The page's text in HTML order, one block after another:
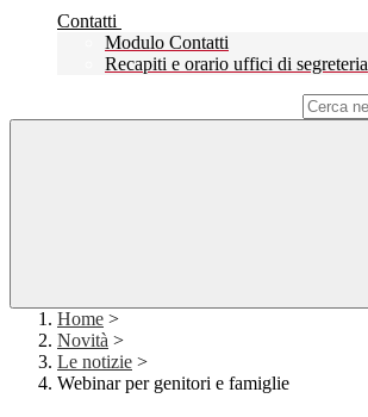
Contatti
Modulo Contatti
Recapiti e orario uffici di segreteria
Home >
Novità >
Le notizie >
Webinar per genitori e famiglie